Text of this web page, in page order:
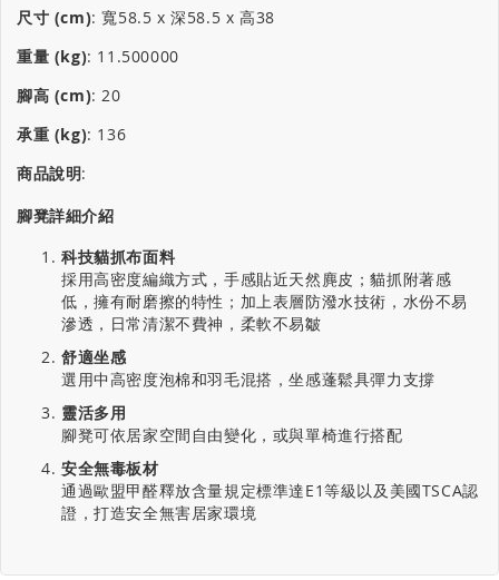
尺寸 (cm):寬58.5 x 深58.5 x 高38
重量 (kg): 11.500000
腳高 (cm):20
承重 (kg): 136
商品說明:
腳凳詳細介紹
科技貓抓布面料
採用高密度編織方式，手感貼近天然麂皮；貓抓附著感
低，擁有耐磨擦的特性；加上表層防潑水技術，水份不易
滲透，日常清潔不費神，柔軟不易皺
舒適坐感
選用中高密度泡棉和羽毛混搭，坐感蓬鬆具彈力支撐
靈活多用
腳凳可依居家空間自由變化，或與單椅進行搭配
安全無毒板材
通過歐盟甲醛釋放含量規定標準達E1等級以及美國TSCA認
證，打造安全無害居家環境